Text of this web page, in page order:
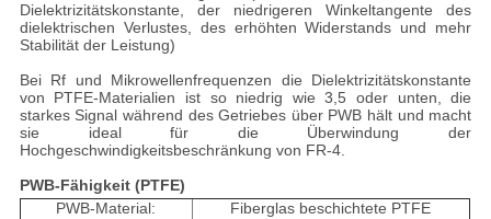
Dielektrizitätskonstante, der niedrigeren Winkeltangente des
dielektrischen Verlustes, des erhöhten Widerstands und mehr
Stabilität der Leistung)
Bei Rf und Mikrowellenfrequenzen die Dielektrizitätskonstante
von PTFE-Materialien ist so niedrig wie 3,5 oder unten, die
starkes Signal während des Getriebes über PWB hält und macht
sie ideal für die Überwindung der
Hochgeschwindigkeitsbeschränkung von FR-4.
PWB-Fähigkeit (PTFE)
PWB-Material:
Fiberglas beschichtete PTFE